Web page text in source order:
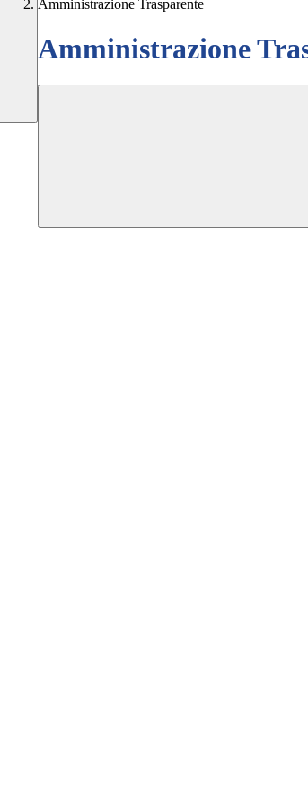
Amministrazione Trasparente
Amministrazione